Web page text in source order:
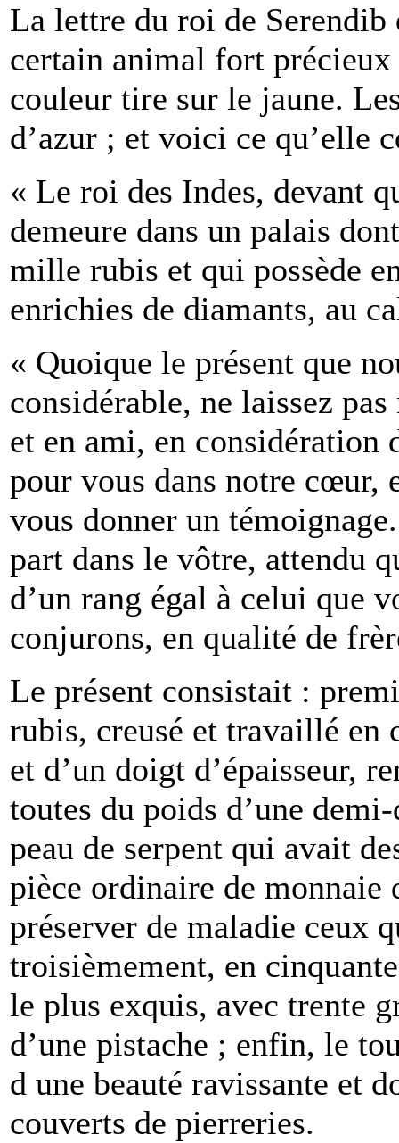
La lettre du roi de Serendib
certain animal fort précieux
couleur tire sur le jaune.
d’azur ; et voici ce qu’elle
« Le roi des Indes, devant
demeure dans un palais
mille rubis et qui possède
enrichies de diamants, au
« Quoique le présent que
considérable, ne laissez
et en ami, en considération
pour vous dans notre cœur,
vous donner un
part dans le vôtre, attendu
d’un rang égal à celui que
conjurons, en qualité de
Le présent consistait :
rubis, creusé et travaillé en
et d’un doigt d’épaisseur,
toutes du poids d’une
peau de serpent qui avait
pièce ordinaire de monnaie
préserver de maladie ceux
troisièmement, en
le plus exquis, avec trente
d’une pistache ; enfin, le
d une beauté ravissante et
couverts de pierreries.